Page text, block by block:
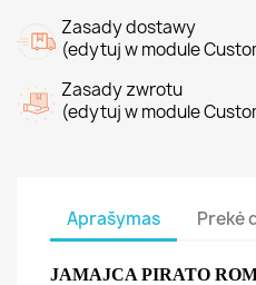
Zasady dostawy
(edytuj w module
Zasady zwrotu
(edytuj w module
Aprašymas Prekė
JAMAJCA PIRATO